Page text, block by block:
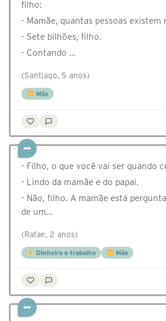
filho:
- Mamãe, quantas pessoas existem
- Sete bilhões, filho.
- Contando …
(Santiago, 5 anos)
Mãe
- Filho, o que você vai ser quando
- Lindo da mamãe e do papai.
- Não, filho. A mamãe está
de um…
(Rafae, 2 anos)
Dinheiro e trabalho Mãe